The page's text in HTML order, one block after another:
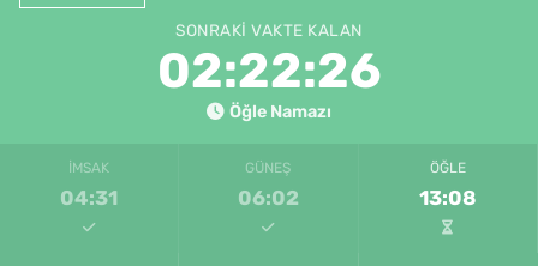
SONRAKI VAKTE KALAN
02:22:26
Öğle Namazı
İMSAK
04:31
GÜNEŞ
06:02
ÖĞLE
13:08